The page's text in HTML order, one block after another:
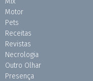
Motor
Pets
Receitas
Revistas
Necrologia
Outro Olhar
Presença